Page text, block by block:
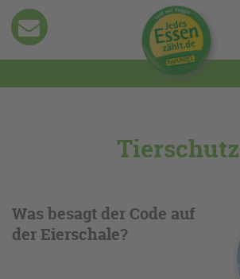
Tierschutz
Was besagt der Code auf
der Eierschale?